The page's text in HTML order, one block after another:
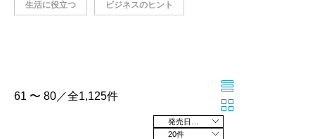
生活に役立つ ビジネスのヒント
61 〜 80／全1,125件
20件